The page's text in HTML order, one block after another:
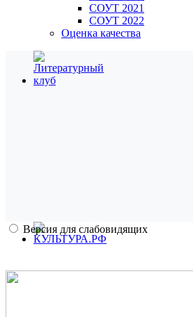
СОУТ 2021
СОУТ 2022
Оценка качества
Версия для слабовидящих